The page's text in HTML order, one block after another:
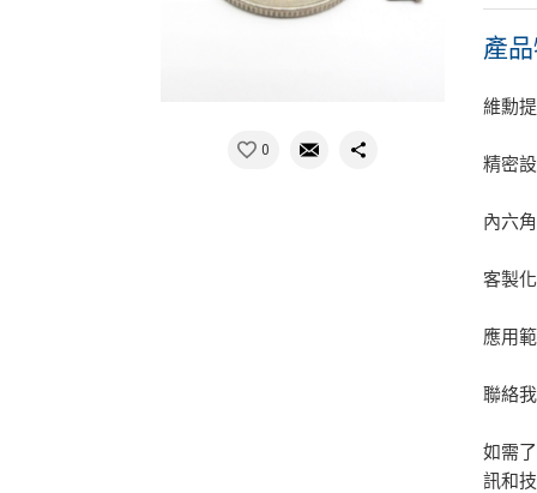
0
產
維勳
精密
內六
客製
應用
聯絡
如需
訊和